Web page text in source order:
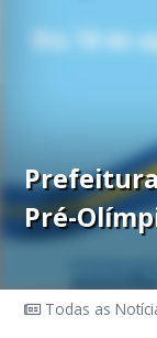
Pré-
Todas as